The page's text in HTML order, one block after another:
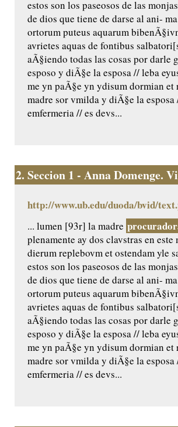
estos son los paseosos de las
de dios que tiene de darse al ani-
ortorum puteus aquarum
avrietes aquas de fontibus
aÃ§iendo todas las cosas por darle
esposo y diÃ§e la esposa // leba
me yn paÃ§e yn ydisum dormian et
madre sor vmilda y diÃ§e la
emfermeria // es devs...
2. Seccion 1 - Anna Domenge.
http://www.ub.edu/duoda/bvid/
... lumen [93r] la madre
plenamente ay dos clavstras en
dierum replebovm et ostendam yle
estos son los paseosos de las
de dios que tiene de darse al ani-
ortorum puteus aquarum
avrietes aquas de fontibus
aÃ§iendo todas las cosas por darle
esposo y diÃ§e la esposa // leba
me yn paÃ§e yn ydisum dormian et
madre sor vmilda y diÃ§e la
emfermeria // es devs...